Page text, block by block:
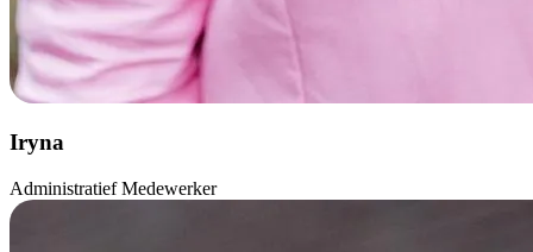
Iryna
Administratief Medewerker